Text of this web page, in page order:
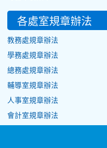
各處室規章辦法
教務處規章辦法
學務處規章辦法
總務處規章辦法
輔導室規章辦法
人事室規章辦法
會計室規章辦法